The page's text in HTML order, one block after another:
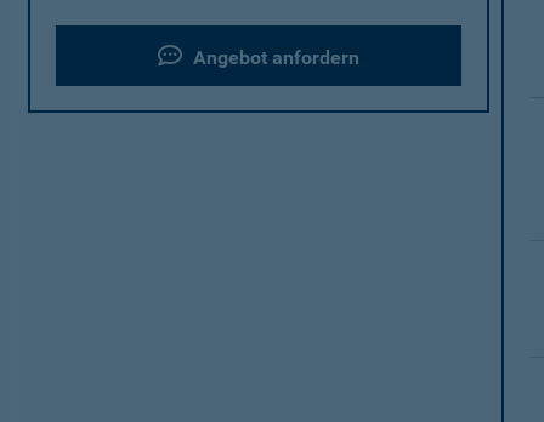
Angebot anfordern